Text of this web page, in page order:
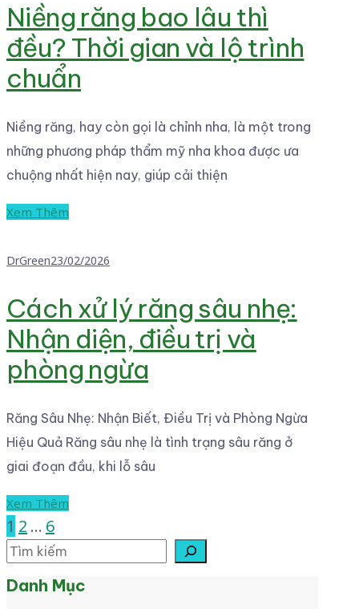
Niềng răng bao lâu thì
đều? Thời gian và lộ trình
chuẩn
Niềng răng, hay còn gọi là chỉnh nha, là một trong
những phương pháp thẩm mỹ nha khoa được ưa
chuộng nhất hiện nay, giúp cải thiện
Xem Thêm
DrGreen23/02/2026
Cách xử lý răng sâu nhẹ:
Nhận diện, điều trị và
phòng ngừa
Răng Sâu Nhẹ: Nhận Biết, Điều Trị và Phòng Ngừa
Hiệu Quả Răng sâu nhẹ là tình trạng sâu răng ở
giai đoạn đầu, khi lỗ sâu
Xem Thêm
1 2 … 6
Tìm kiếm
Danh Mục